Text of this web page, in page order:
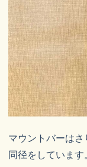
マウントバーは
同径をしています